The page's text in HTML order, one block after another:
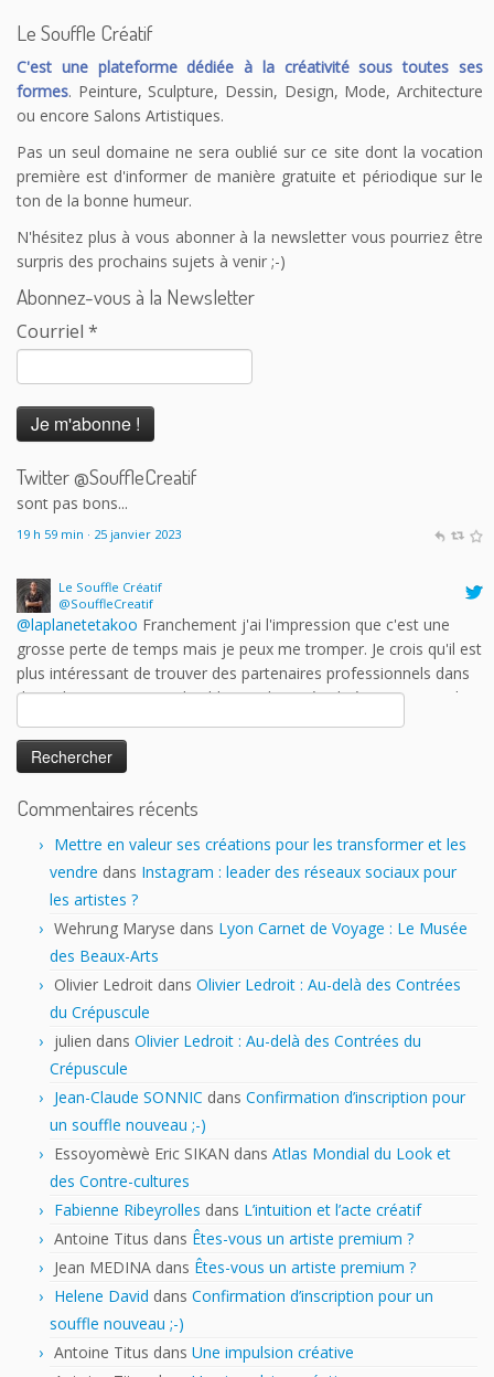
Le Souffle Créatif
C'est une plateforme dédiée à la créativité sous toutes ses
formes. Peinture, Sculpture, Dessin, Design, Mode, Architecture
ou encore Salons Artistiques.
Pas un seul domaine ne sera oublié sur ce site dont la vocation
première est d'informer de manière gratuite et périodique sur le
ton de la bonne humeur.
N'hésitez plus à vous abonner à la newsletter vous pourriez être
surpris des prochains sujets à venir ;-)
Abonnez-vous à la Newsletter
Courriel *
Twitter @SouffleCreatif
Le Souffle Créatif
@SouffleCreatif
200 touchent le RSA à Angoulême excusez-moi mais les calculs
sont pas bons...
19 h 59 min · 25 janvier 2023
Le Souffle Créatif
@SouffleCreatif
grosse perte de temps mais je peux me tromper. Je crois qu'il est
plus intéressant de trouver des partenaires professionnels dans
des salons moins grand public ou plus spécialisés. Est-ce que les
auteurs y trouvent vraiment leur compte?
17 h 43 min · 25 janvier 2023
Rechercher :
Commentaires récents
Mettre en valeur ses créations pour les transformer et les
vendre dans Instagram : leader des réseaux sociaux pour
les artistes ?
Wehrung Maryse dans Lyon Carnet de Voyage : Le Musée
des Beaux-Arts
Olivier Ledroit dans Olivier Ledroit : Au-delà des Contrées
du Crépuscule
julien dans Olivier Ledroit : Au-delà des Contrées du
Crépuscule
Jean-Claude SONNIC dans Confirmation d’inscription pour
un souffle nouveau ;-)
Essoyomèwè Eric SIKAN dans Atlas Mondial du Look et
des Contre-cultures
Fabienne Ribeyrolles dans L’intuition et l’acte créatif
Antoine Titus dans Êtes-vous un artiste premium ?
Jean MEDINA dans Êtes-vous un artiste premium ?
Helene David dans Confirmation d’inscription pour un
souffle nouveau ;-)
Antoine Titus dans Une impulsion créative